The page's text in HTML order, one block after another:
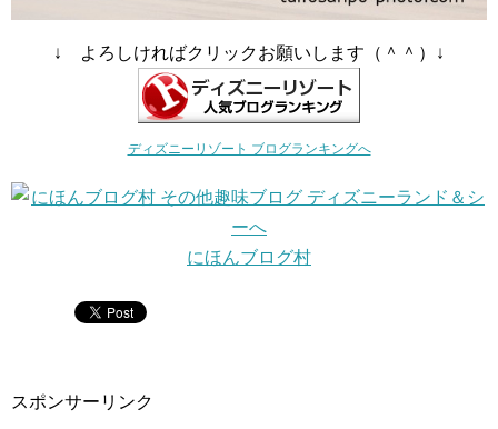
↓ よろしければクリックお願いします（＾＾）↓
ディズニーリゾート ブログランキングへ
にほんブログ村
スポンサーリンク